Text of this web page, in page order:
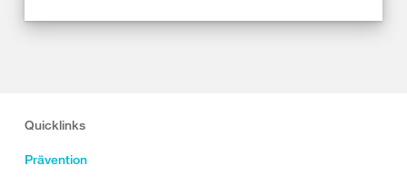
Quicklinks
Prävention